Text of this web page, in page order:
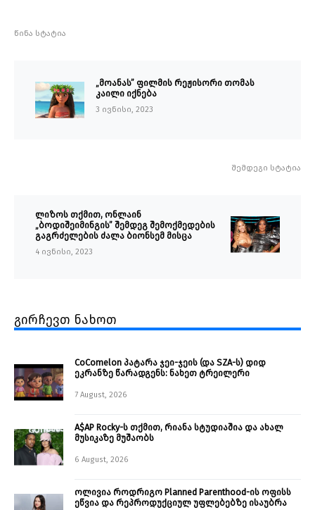
წინა სტატია
„მოანას” ფილმის რეჟისორი თომას
კაილი იქნება
3 ივნისი, 2023
შემდეგი სტატია
ლიზოს თქმით, ონლაინ
„ბოდიშეიმინგის” შემდეგ შემოქმედების
გაგრძელების ძალა ბიონსემ მისცა
4 ივნისი, 2023
გირჩევთ ნახოთ
CoComelon პატარა ჯეი-ჯეის (და SZA-ს) დიდ
ეკრანზე წარადგენს: ნახეთ ტრეილერი
7 August, 2026
A$AP Rocky-ს თქმით, რიანა სტუდიაშია და ახალ
მუსიკაზე მუშაობს
6 August, 2026
ოლივია როდრიგო Planned Parenthood-ის ოფისს
ეწვია და რეპროდუქციულ უფლებებზე ისაუბრა